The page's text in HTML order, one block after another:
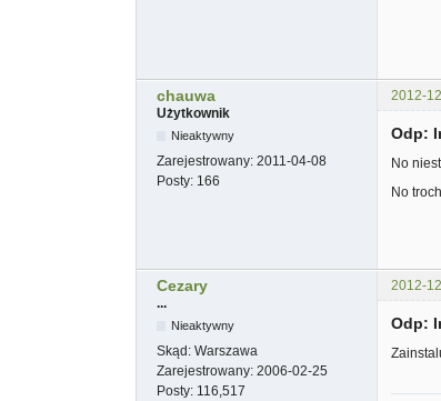
chauwa
2012-
Użytkownik
Nieaktywny
Zarejestrowany: 2011-04-08
Posty: 166
Odp:
No
No
Cezary
2012-
...
Nieaktywny
Skąd: Warszawa
Zarejestrowany: 2006-02-25
Posty: 116,517
Odp: